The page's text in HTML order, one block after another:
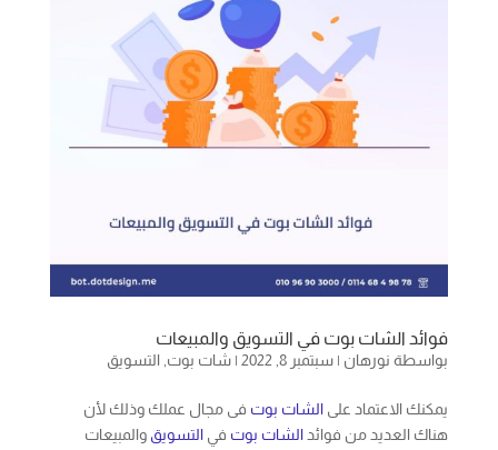
فوائد الشات بوت في التسويق والمبيعات
بواسطة نورهان | سبتمبر 8, 2022 | شات بوت, التسويق
يمكنك الاعتماد على الشات بوت فى مجال عملك وذلك لأن
هناك العديد من فوائدالشات بوت في التسويق والمبيعات